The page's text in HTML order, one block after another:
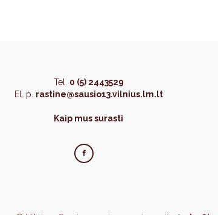
Tel. 0 (5) 2443529
El. p. rastine@sausio13.vilnius.lm.lt
Kaip mus surasti